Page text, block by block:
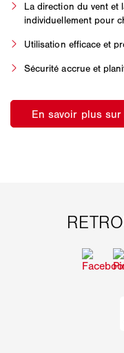
La direction du vent et
individuellement pour
Utilisation efficace et
Sécurité accrue et